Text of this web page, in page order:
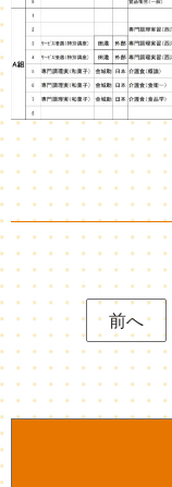
前へ